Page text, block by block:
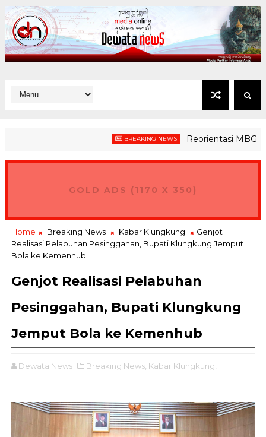
BREAKING NEWS Reorientasi MBG Demi
GOLD ADS (1170 X 350)
Home Breaking News Kabar Klungkung
Genjot
Realisasi Pelabuhan Pesinggahan, Bupati Klungkung Jemput
Bola ke Kemenhub
Genjot Realisasi Pelabuhan
Pesinggahan, Bupati Klungkung
Jemput Bola ke Kemenhub
Dewata News Breaking News, Kabar Klungkung,